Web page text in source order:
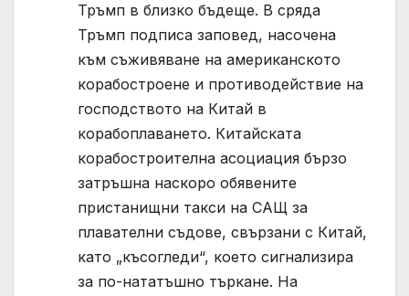
Тръмп в близко бъдеще. В сряда
Тръмп подписа заповед, насочена
към съживяване на американското
корабостроене и противодействие на
господството на Китай в
корабоплаването. Китайската
корабостроителна асоциация бързо
затръшна наскоро обявените
пристанищни такси на САЩ за
плавателни съдове, свързани с Китай,
като „късогледи“, което сигнализира
за по-нататъшно търкане. На